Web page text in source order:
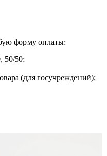
форму оплаты:
50/50;
(для госучреждений);